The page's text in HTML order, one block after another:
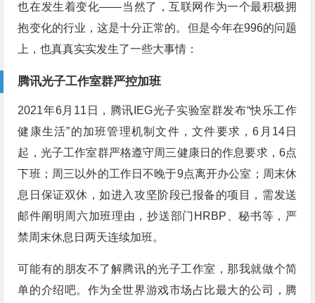
也在发生着变化——当然了，互联网作为一个最积极拥
抱变化的行业，这是十分正常的。但是今年在996的问题
上，也真真实实发生了一些大事情：
腾讯光子工作室群严控加班
2021年6月11日，腾讯IEG光子实验室群发布“快乐工作
健康生活”的加班管理机制文件，文件要求，6月14日
起，光子工作室群严格遵守周三健康日的作息要求，6点
下班；周三以外的工作日不晚于9点离开办公室；周末休
息日保证双休，如进入攻坚阶段已报备的项目，需发送
邮件阐明周六加班理由，抄送部门HRBP、秘书等，严
禁周末休息日两天连续加班。
可能有的朋友不了解腾讯的光子工作室，那我就做个简
单的介绍吧。作为全世界游戏市场占比最大的公司，腾